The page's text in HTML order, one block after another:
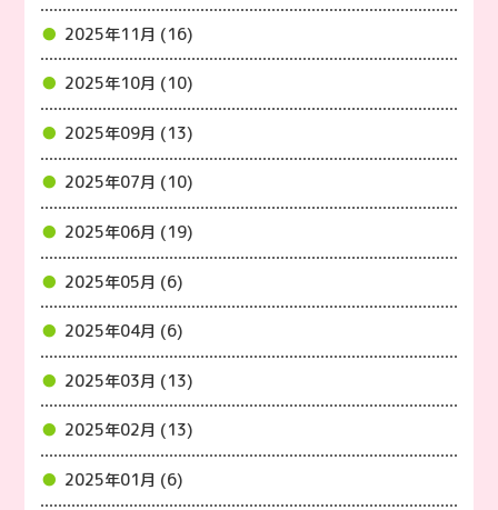
2025年11月 (16)
2025年10月 (10)
2025年09月 (13)
2025年07月 (10)
2025年06月 (19)
2025年05月 (6)
2025年04月 (6)
2025年03月 (13)
2025年02月 (13)
2025年01月 (6)